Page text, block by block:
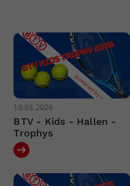
10.03.2026
BTV - Kids - Hallen -
Trophys